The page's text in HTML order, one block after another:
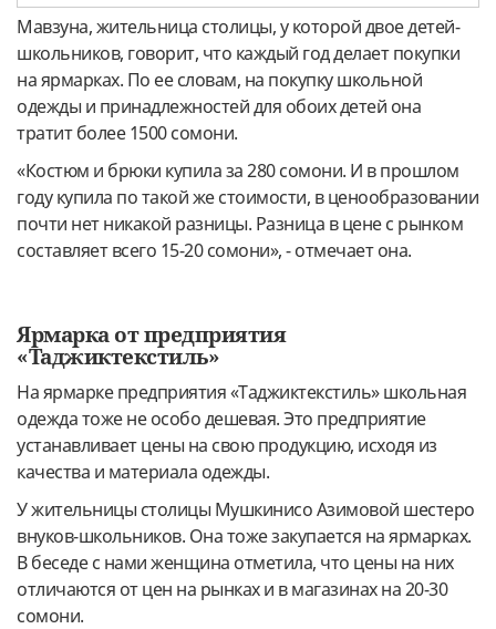
Мавзуна, жительница столицы, у которой двое детей-
школьников, говорит, что каждый год делает покупки
на ярмарках. По ее словам, на покупку школьной
одежды и принадлежностей для обоих детей она
тратит более 1500 сомони.
«Костюм и брюки купила за 280 сомони. И в прошлом
году купила по такой же стоимости, в ценообразовании
почти нет никакой разницы. Разница в цене с рынком
составляет всего 15-20 сомони», - отмечает она.
Ярмарка от предприятия
«Таджиктекстиль»
На ярмарке предприятия «Таджиктекстиль» школьная
одежда тоже не особо дешевая. Это предприятие
устанавливает цены на свою продукцию, исходя из
качества и материала одежды.
У жительницы столицы Мушкинисо Азимовой шестеро
внуков-школьников. Она тоже закупается на ярмарках.
В беседе с нами женщина отметила, что цены на них
отличаются от цен на рынках и в магазинах на 20-30
сомони.